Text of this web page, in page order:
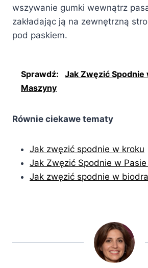
wszywanie gumki wewnątrz
zakładając ją na zewnętrzną
pod paskiem.
Sprawdź:
Jak Zwęzić Spodnie
Maszyny
Równie ciekawe tematy
Jak zwęzić spodnie w kroku
Jak Zwęzić Spodnie w
Jak zwęzić spodnie w